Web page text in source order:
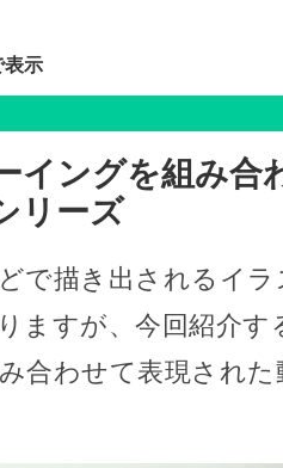
表示
イングを組み合
リーズ
で描き出されるイ
ますが、今回紹介す
合わせて表現され